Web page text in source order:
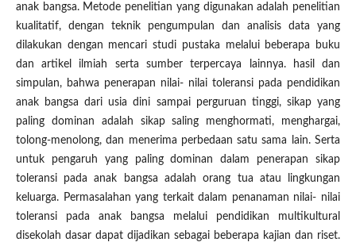
anak bangsa. Metode penelitian yang digunakan adalah penelitian
kualitatif, dengan teknik pengumpulan dan analisis data yang
dilakukan dengan mencari studi pustaka melalui beberapa buku
dan artikel ilmiah serta sumber terpercaya lainnya. hasil dan
simpulan, bahwa penerapan nilai- nilai toleransi pada pendidikan
anak bangsa dari usia dini sampai perguruan tinggi, sikap yang
paling dominan adalah sikap saling menghormati, menghargai,
tolong-menolong, dan menerima perbedaan satu sama lain. Serta
untuk pengaruh yang paling dominan dalam penerapan sikap
toleransi pada anak bangsa adalah orang tua atau lingkungan
keluarga. Permasalahan yang terkait dalam penanaman nilai- nilai
toleransi pada anak bangsa melalui pendidikan multikultural
disekolah dasar dapat dijadikan sebagai beberapa kajian dan riset.